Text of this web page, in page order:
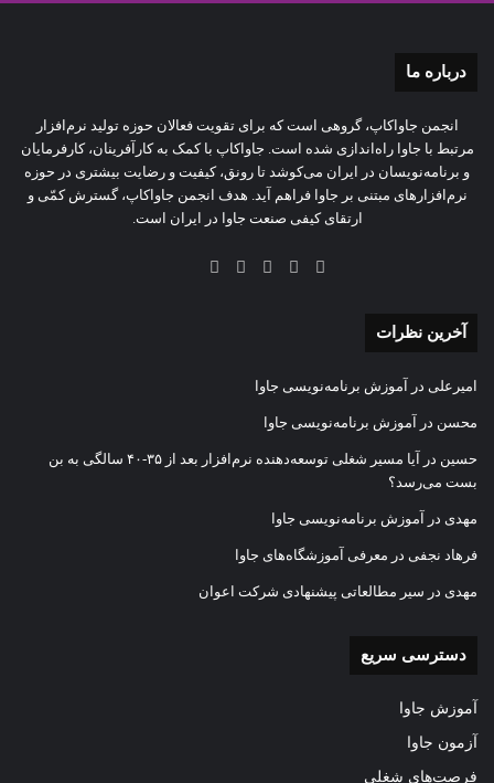
درباره‌ ما
انجمن جاواکاپ، گروهی است که برای تقویت فعالان حوزه‌ تولید نرم‌افزار
مرتبط با جاوا راه‌اندازی شده است. جاواکاپ با کمک به کارآفرینان، کارفرمایان
و برنامه‌نویسان در ایران می‌کوشد تا رونق، کیفیت و رضایت بیشتری در حوزه‌
نرم‌افزارهای مبتنی بر جاوا فراهم آید. هدف انجمن جاواکاپ، گسترش کمّی و
ارتقای کیفی صنعت جاوا در ایران است.
توییترلینکدیناینستاگرام
تلگرام
آخرین نظرات
امیرعلی در آموزش برنامه‌نویسی جاوا
محسن در آموزش برنامه‌نویسی جاوا
حسین در
آیا مسیر شغلی توسعه‌دهنده نرم‌افزار بعد از ۳۵-۴۰ سالگی به بن
بست می‌رسد؟
مهدی در آموزش برنامه‌نویسی جاوا
فرهاد نجفی در معرفی آموزشگاه‌های جاوا
مهدی در سیر مطالعاتی پیشنهادی شرکت اعوان
دسترسی سریع
آموزش جاوا
آزمون جاوا
فرصت‌های شغلی